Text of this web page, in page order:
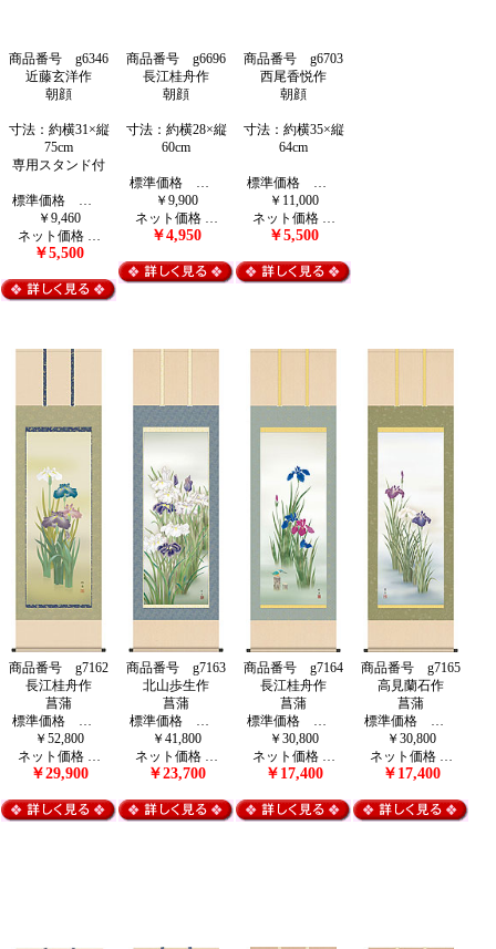
商品番号 g6346
近藤玄洋作
朝顔
寸法：約横31×縦
75cm
専用スタンド付
標準価格 …
￥9,460
ネット価格 …
￥5,500
商品番号 g6696
長江桂舟作
朝顔
寸法：約横28×縦
60cm
標準価格 …
￥9,900
ネット価格 …
￥4,950
商品番号 g6703
西尾香悦作
朝顔
寸法：約横35×縦
64cm
標準価格 …
￥11,000
ネット価格 …
￥5,500
商品番号 g7162
長江桂舟作
菖蒲
標準価格 …
￥52,800
ネット価格 …
￥29,900
商品番号 g7163
北山歩生作
菖蒲
標準価格 …
￥41,800
ネット価格 …
￥23,700
商品番号 g7164
長江桂舟作
菖蒲
標準価格 …
￥30,800
ネット価格 …
￥17,400
商品番号 g7165
高見蘭石作
菖蒲
標準価格 …
￥30,800
ネット価格 …
￥17,400